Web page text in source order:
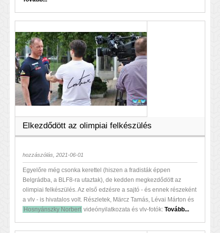
Elkezdődött az olimpiai felkészülés
hozzászólás, 2021-06-01
Egyelőre még csonka kerettel (hiszen a fradisták éppen
Belgrádba, a BLF8-ra utaztak), de kedden megkezdődött az
olimpiai felkészülés. Az első edzésre a sajtó - és ennek részeként
a vlv - is hivatalos volt. Részletek, Märcz Tamás, Lévai Márton és
Hosnyánszky Norbert videónyilatkozata és vlv-fotók: Tovább...